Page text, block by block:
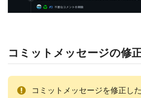
コミットメッセージの修
コミットメッセージを修正し